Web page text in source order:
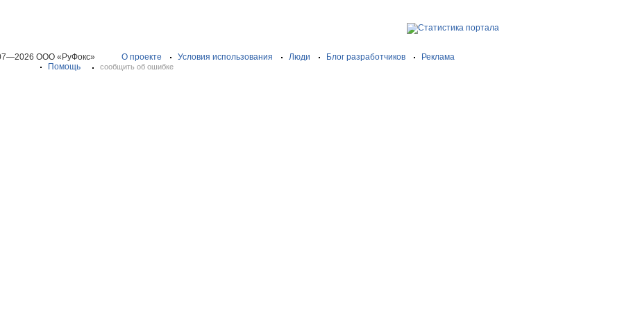
ООО «РуФокс» О проекте Условия использования Люди Блог разработчиков
Реклама
Помощь
сообщить об ошибке